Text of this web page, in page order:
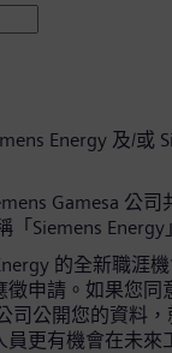
Energy 及/或
Gamesa 公司
「Siemens Energy
的全新職涯
申請。如果您同
司公開您的資料
更有機會在未來